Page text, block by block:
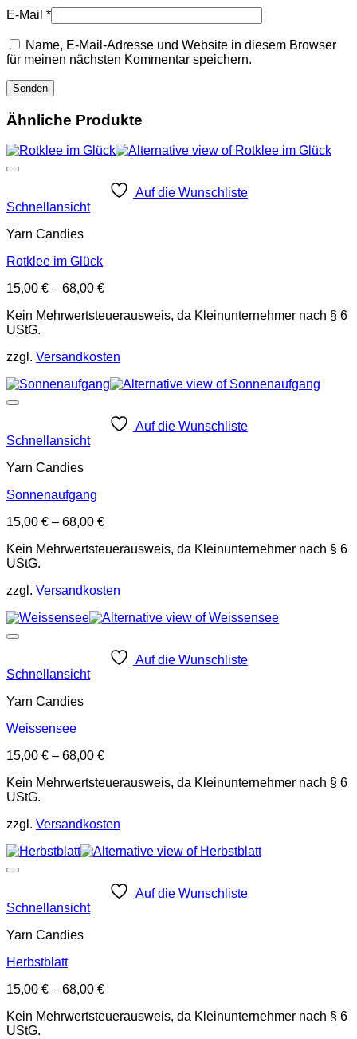
E-Mail *
Name, E-Mail-Adresse und Website in diesem Browser
für meinen nächsten Kommentar speichern.
Ähnliche Produkte
Auf die Wunschliste
Schnellansicht
Yarn Candies
Rotklee im Glück
15,00 € – 68,00 €
Kein Mehrwertsteuerausweis, da Kleinunternehmer nach § 6
UStG.
zzgl. Versandkosten
Auf die Wunschliste
Schnellansicht
Yarn Candies
Sonnenaufgang
15,00 € – 68,00 €
Kein Mehrwertsteuerausweis, da Kleinunternehmer nach § 6
UStG.
zzgl. Versandkosten
Auf die Wunschliste
Schnellansicht
Yarn Candies
Weissensee
15,00 € – 68,00 €
Kein Mehrwertsteuerausweis, da Kleinunternehmer nach § 6
UStG.
zzgl. Versandkosten
Auf die Wunschliste
Schnellansicht
Yarn Candies
Herbstblatt
15,00 € – 68,00 €
Kein Mehrwertsteuerausweis, da Kleinunternehmer nach § 6
UStG.